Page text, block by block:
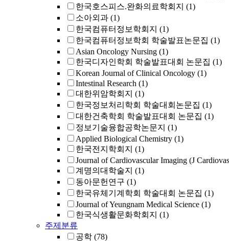
한국호스피스.완화의료학회지 (1)
소아외과 (1)
한국컴퓨터정보학회지 (1)
한국컴퓨터정보학회 학술발표논문집 (1)
Asian Oncology Nursing (1)
한국디자인학회 학술발표대회 논문집 (1)
Korean Journal of Clinical Oncology (1)
Intestinal Research (1)
대한위암학회지 (1)
한국정보처리학회 학술대회논문집 (1)
대한건축학회 학술발표대회 논문집 (1)
정보기술융합공학논문지 (1)
Applied Biological Chemistry (1)
한국전지학회지 (1)
Journal of Cardiovascular Imaging (J
계명의대학술지 (1)
동아문헌연구 (1)
한국유체기계학회 학술대회 논문집 (1)
Journal of Yeungnam Medical Science (1)
한국식생활문화학회지 (1)
주제분류
공학 (78)